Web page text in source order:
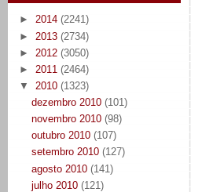
► 2014 (2241)
► 2013 (2734)
► 2012 (3050)
► 2011 (2464)
▼ 2010 (1323)
dezembro 2010 (101)
novembro 2010 (98)
outubro 2010 (107)
setembro 2010 (127)
agosto 2010 (141)
julho 2010 (121)